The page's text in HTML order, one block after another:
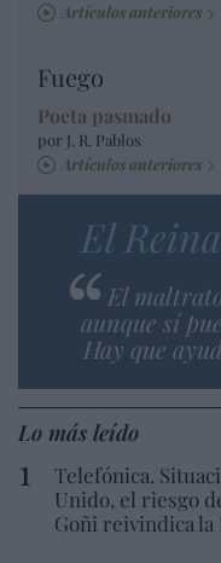
Artículos anteriores
Fuego
Poeta pasmado
por J. R. Pablos
Artículos anteriores
El
El
aunque sí
Hay que
Lo más leído
Telefónica.
Unido, el riesgo
Goñi reivindica la